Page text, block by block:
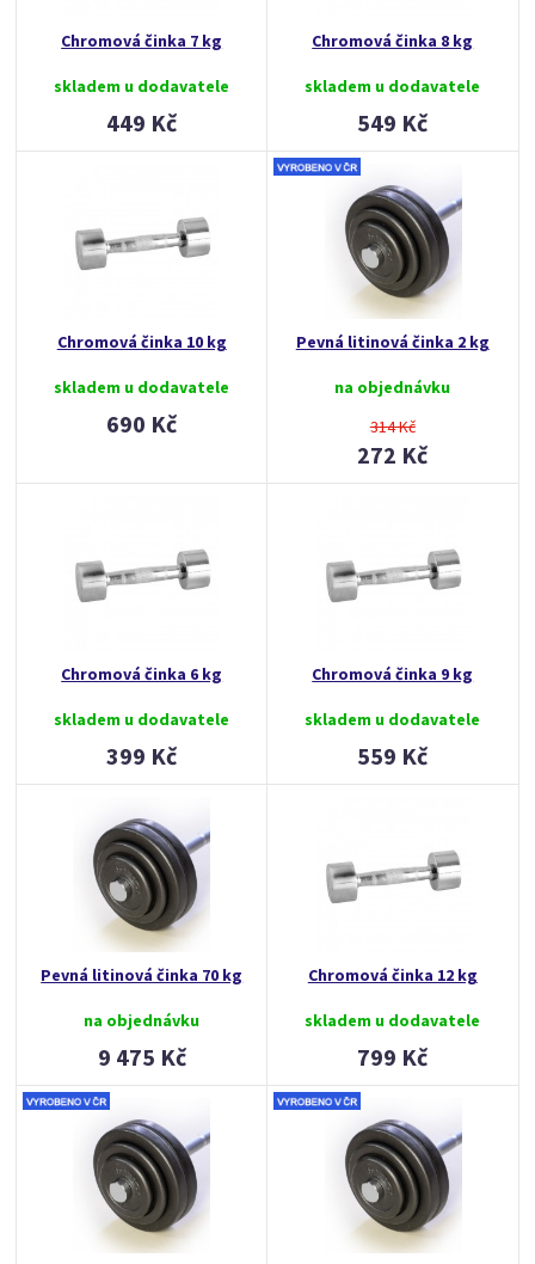
Chromová činka 7 kg
skladem u dodavatele
449 Kč
Chromová činka 8 kg
skladem u dodavatele
549 Kč
Chromová činka 10 kg
skladem u dodavatele
690 Kč
Pevná litinová činka 2 kg
na objednávku
314 Kč
272 Kč
Chromová činka 6 kg
skladem u dodavatele
399 Kč
Chromová činka 9 kg
skladem u dodavatele
559 Kč
Pevná litinová činka 70 kg
na objednávku
9 475 Kč
Chromová činka 12 kg
skladem u dodavatele
799 Kč